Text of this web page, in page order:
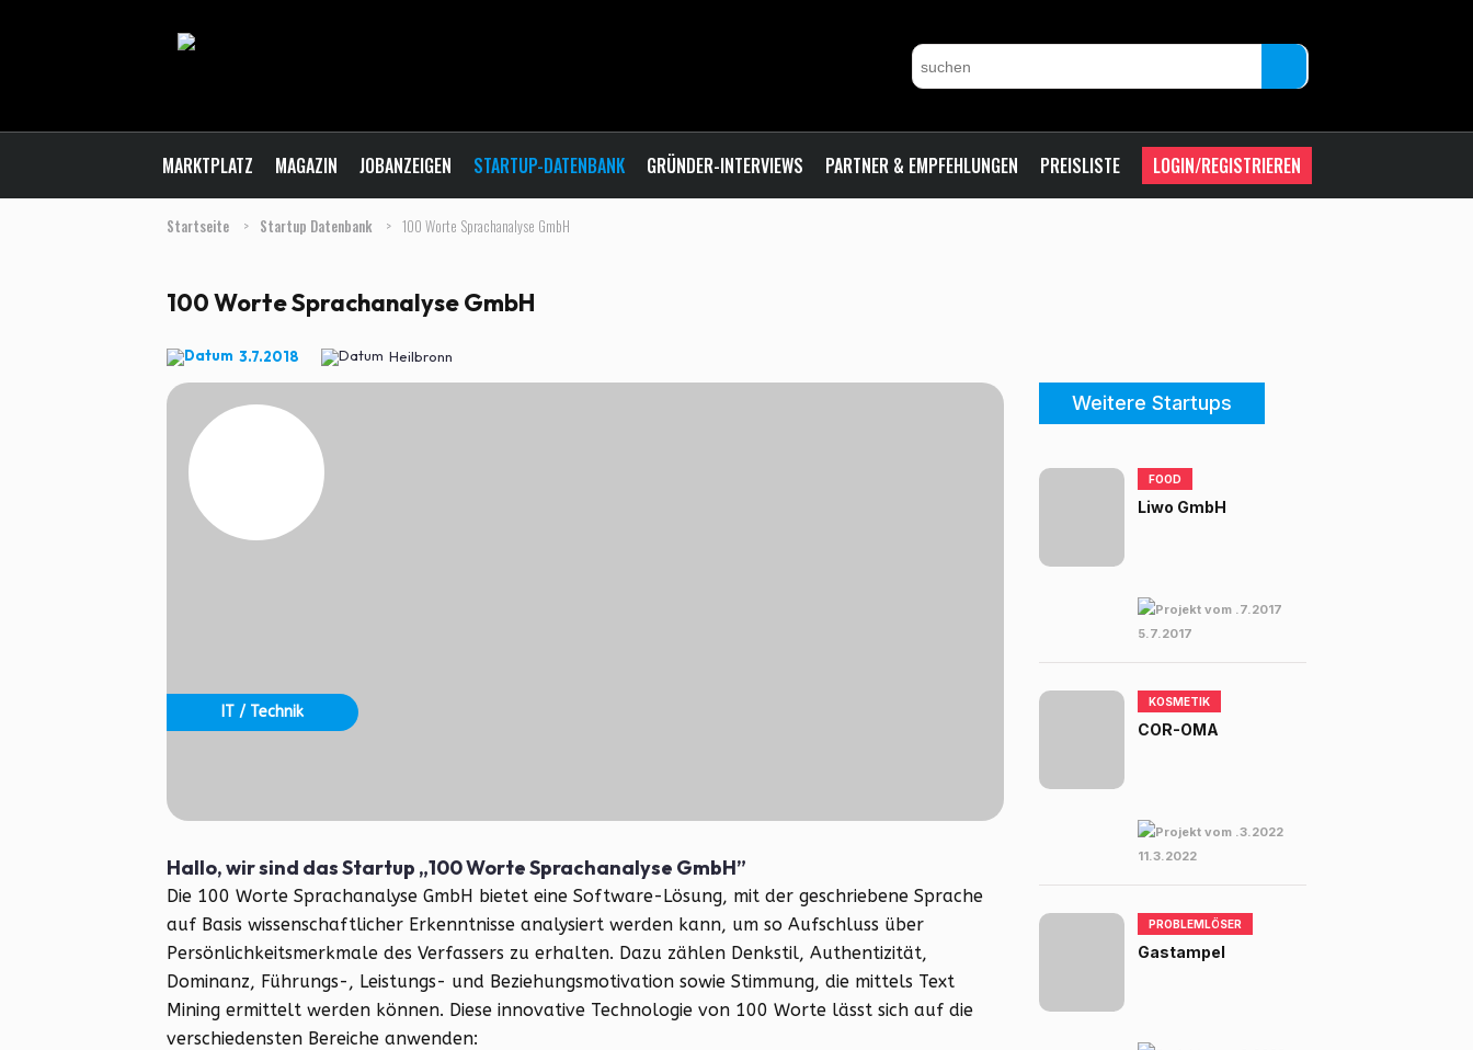
MARKTPLATZ MAGAZIN JOBANZEIGEN STARTUP-DATENBANK GRÜNDER-INTERVIEWS PARTNER & EMPFEHLUNGEN PREISLISTE LOGIN/REGISTRIEREN
Startseite > Startup Datenbank > 100 Worte Sprachanalyse GmbH
100 Worte Sprachanalyse GmbH
3.7.2018 Heilbronn
IT / Technik
Hallo, wir sind das Startup „100 Worte Sprachanalyse GmbH”
Die 100 Worte Sprachanalyse GmbH bietet eine Software-Lösung, mit der geschriebene Sprache
auf Basis wissenschaftlicher Erkenntnisse analysiert werden kann, um so Aufschluss über
Persönlichkeitsmerkmale des Verfassers zu erhalten. Dazu zählen Denkstil, Authentizität,
Dominanz, Führungs-, Leistungs- und Beziehungsmotivation sowie Stimmung, die mittels Text
Mining ermittelt werden können. Diese innovative Technologie von 100 Worte lässt sich auf die
verschiedensten Bereiche anwenden:
Weitere Startups
FOOD
Liwo GmbH
5.7.2017
KOSMETIK
COR-OMA
11.3.2022
PROBLEMLÖSER
Gastampel